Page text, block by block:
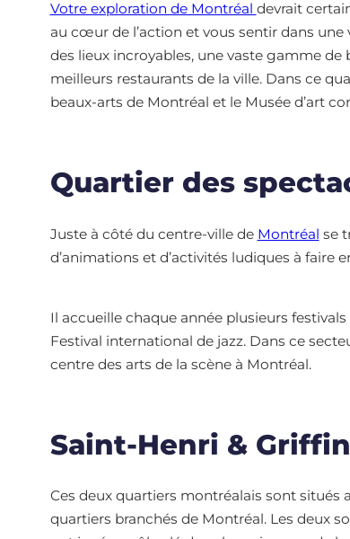
Votre exploration de Montréal devrait
au cœur de l’action et vous sentir dans une
des lieux incroyables, une vaste gamme
meilleurs restaurants de la ville. Dans ce
beaux-arts de Montréal et le Musée d’art
Quartier des
Juste à côté du centre-ville de Montréal se
d’animations et d’activités ludiques à faire
Il accueille chaque année plusieurs
Festival international de jazz. Dans ce
centre des arts de la scène à Montréal.
Saint-Henri &
Ces deux quartiers montréalais sont
quartiers branchés de Montréal. Les deux